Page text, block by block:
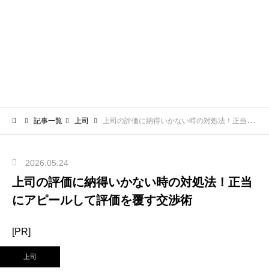
記事一覧 上司 上司の評価に納得いかない時の対処法！正当にアピールして評価を覆す交渉術
2026.05.24
上司の評価に納得いかない時の対処法！正当
にアピールして評価を覆す交渉術
[PR]
上司